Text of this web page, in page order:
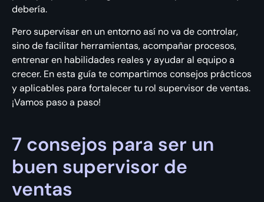
debería.
Pero supervisar en un entorno así no va de controlar,
sino de facilitar herramientas, acompañar procesos,
entrenar en habilidades reales y ayudar al equipo a
crecer. En esta guía te compartimos consejos prácticos
y aplicables para fortalecer tu rol supervisor de ventas.
¡Vamos paso a paso!
7 consejos para ser un
buen supervisor de
ventas